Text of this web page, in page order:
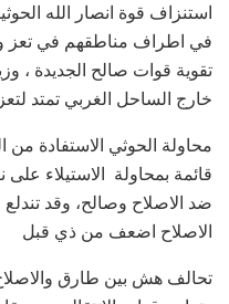
استنزاف قوة انصار الله
في اطراف مناطقهم في تعز
تقوية قوات صالح الجديدة ،
خارج الساحل الغربي تمتد
محاولة الحوثي الاستفادة
قائمة بمحاولة الاستيلاء
ضد الاصلاح وصالح، وقد
الاصلاح اضعف من ذي قبل
تحالف هش بين طارق